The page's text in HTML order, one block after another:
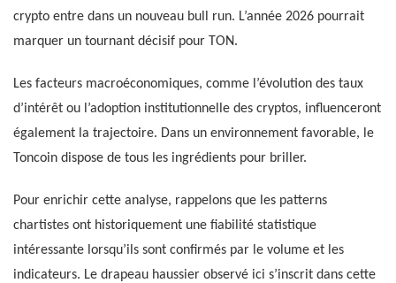
crypto entre dans un nouveau bull run. L’année 2026 pourrait
marquer un tournant décisif pour TON.
Les facteurs macroéconomiques, comme l’évolution des taux
d’intérêt ou l’adoption institutionnelle des cryptos, influenceront
également la trajectoire. Dans un environnement favorable, le
Toncoin dispose de tous les ingrédients pour briller.
Pour enrichir cette analyse, rappelons que les patterns
chartistes ont historiquement une fiabilité statistique
intéressante lorsqu’ils sont confirmés par le volume et les
indicateurs. Le drapeau haussier observé ici s’inscrit dans cette